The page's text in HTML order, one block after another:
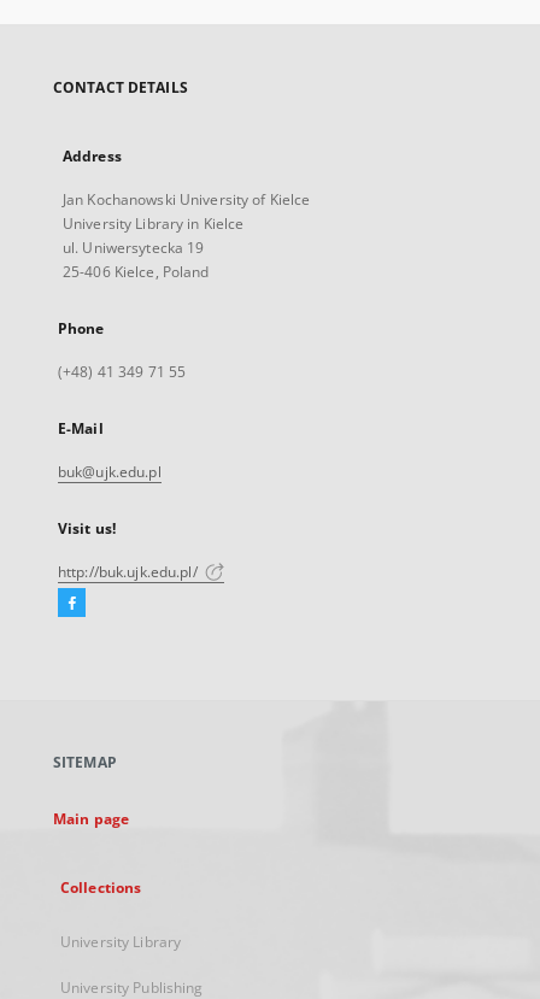
CONTACT DETAILS
Address
Jan Kochanowski University of Kielce
University Library in Kielce
ul. Uniwersytecka 19
25-406 Kielce, Poland
Phone
(+48) 41 349 71 55
E-Mail
buk@ujk.edu.pl
Visit us!
http://buk.ujk.edu.pl/
Facebook
new
SITEMAP
Main page
Collections
University Library
University Publishing